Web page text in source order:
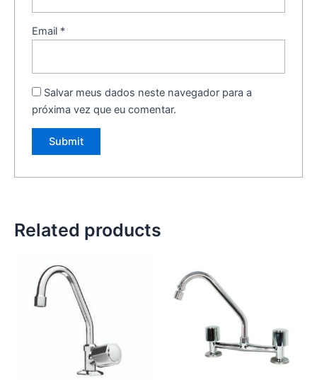
Email *
Salvar meus dados neste navegador para a
próxima vez que eu comentar.
Related products